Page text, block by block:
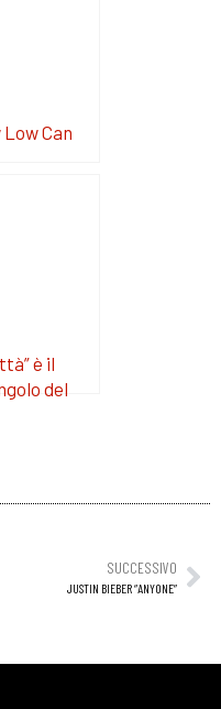
Low Can
è il
del
SUCCESSIVO
JUSTIN BIEBER “ANYONE”